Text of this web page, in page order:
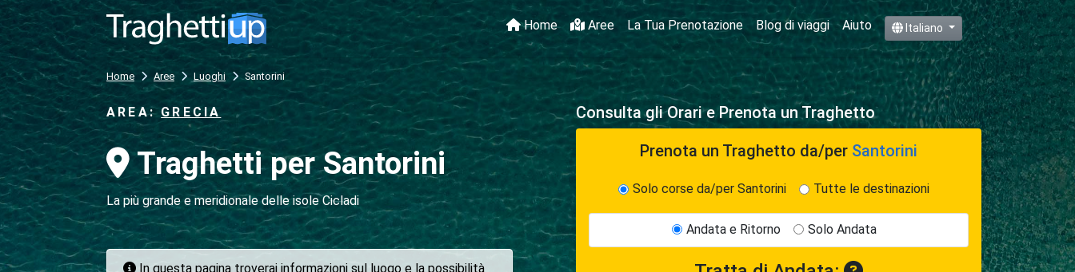
Home Aree La Tua Prenotazione Blog di viaggi Aiuto Italiano
Home Aree Luoghi Santorini
AREA: GRECIA
Traghetti per Santorini
La più grande e meridionale delle isole Cicladi
In questa pagina troverai informazioni sul luogo e la possibilità
Consulta gli Orari e Prenota un Traghetto
Prenota un Traghetto da/per Santorini
Solo corse da/per Santorini Tutte le destinazioni
Andata e Ritorno Solo Andata